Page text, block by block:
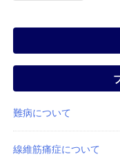
難病について
線維筋痛症について